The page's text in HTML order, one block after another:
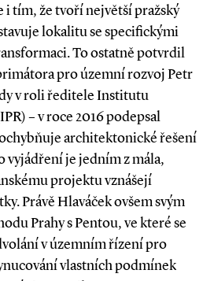
i tím, že tvoří největší pražský
lokalitu se specifickými
To ostatně potvrdil
pro územní rozvoj Petr
v roli ředitele Institutu
– v roce 2016 podepsal
architektonické řešení
vyjádření je jedním z mála,
projektu vznášejí
Právě Hlaváček ovšem svým
Prahy s Pentou, ve které se
v územním řízení pro
vlastních podmínek